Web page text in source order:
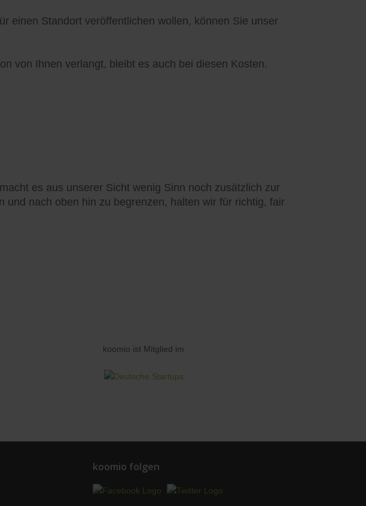
einen Standort veröffentlichen wollen, können Sie unser
von Ihnen verlangt, bleibt es auch bei diesen Kosten.
es aus unserer Sicht wenig Sinn noch zusätzlich zur
nach oben hin zu begrenzen, halten wir für richtig, fair
koomio ist Mitglied im
koomio folgen